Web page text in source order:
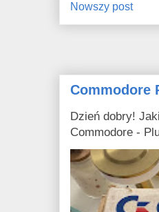
Nowszy post
Commodore
Dzień dobry!
Commodore -